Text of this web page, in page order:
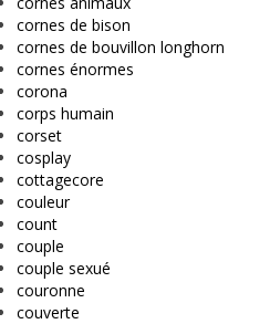
cornes de bison
cornes de bouvillon longhorn
cornes énormes
corona
corps humain
corset
cosplay
cottagecore
couleur
count
couple
couple sexué
couronne
couverte